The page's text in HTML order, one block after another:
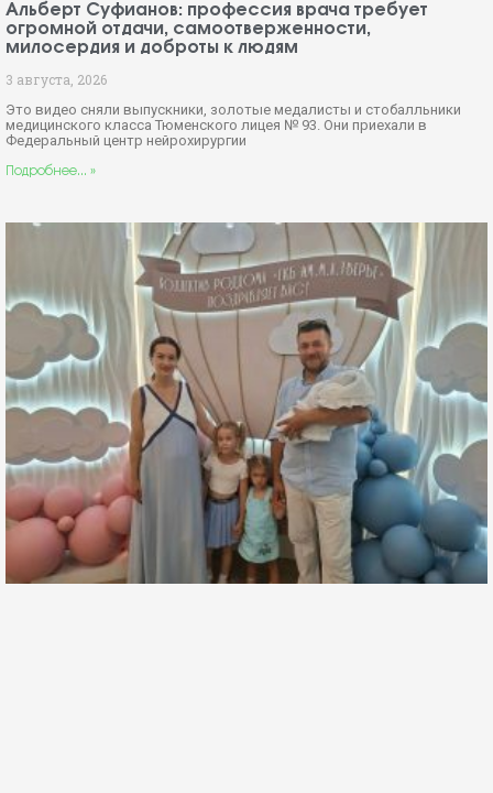
Альберт Суфианов: профессия врача требует
огромной отдачи, самоотверженности,
милосердия и доброты к людям
3 августа, 2026
Это видео сняли выпускники, золотые медалисты и стобалльники
медицинского класса Тюменского лицея № 93. Они приехали в
Федеральный центр нейрохирургии
Подробнее... »